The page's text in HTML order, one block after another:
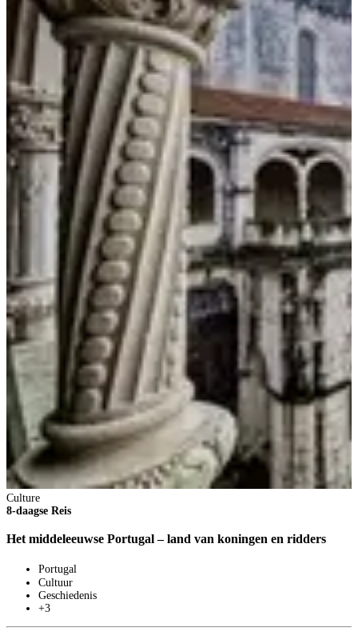
Culture
8-daagse Reis
Het middeleeuwse Portugal – land van koningen en ridders
Portugal
Cultuur
Geschiedenis
+3